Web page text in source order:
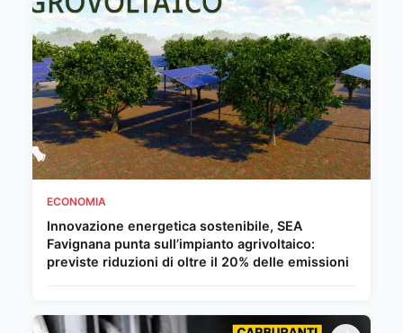
ECONOMIA
Innovazione energetica sostenibile, SEA
Favignana punta sull’impianto agrivoltaico:
previste riduzioni di oltre il 20% delle emissioni